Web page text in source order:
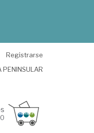
Registrarse
PENINSULAR
0